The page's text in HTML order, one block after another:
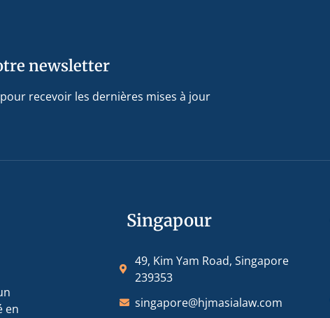
newsletter
recevoir les dernières mises à jour
en
Singapour
49, Kim Yam Road, Singapore
239353
singapore@hjmasialaw.com